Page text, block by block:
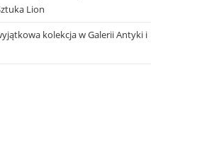
Lion
kolekcja w Galerii Antyki i